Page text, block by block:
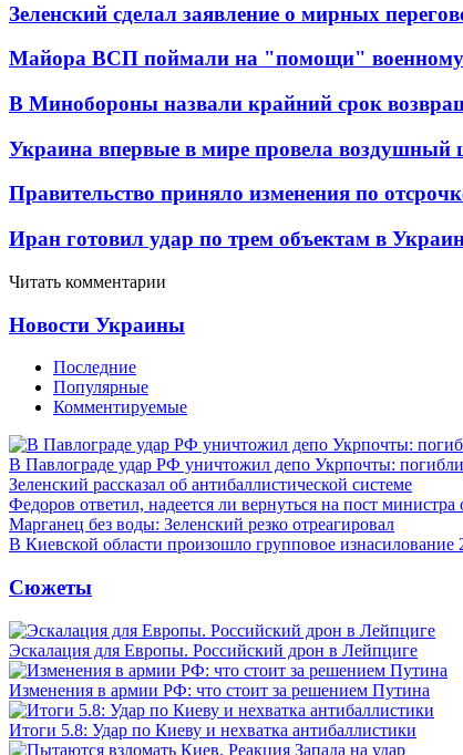
Зеленский сделал заявление о мирных
Майора ВСП поймали на "помощи"
В Минобороны назвали крайний срок
Украина впервые в мире провела воздушный
Правительство приняло изменения по
Иран готовил удар по трем объектам в
Читать комментарии
Новости Украины
Последние
Популярные
Комментируемые
В Павлограде удар РФ уничтожил депо Укрпочты:
Зеленский рассказал об антибаллистической системе
Федоров ответил, надеется ли вернуться на пост
Марганец без воды: Зеленский резко отреагировал
В Киевской области произошло групповое изнасилование
Сюжеты
Эскалация для Европы. Российский дрон в Лейпциге
Изменения в армии РФ: что стоит за решением Путина
Итоги 5.8: Удар по Киеву и нехватка антибаллистики